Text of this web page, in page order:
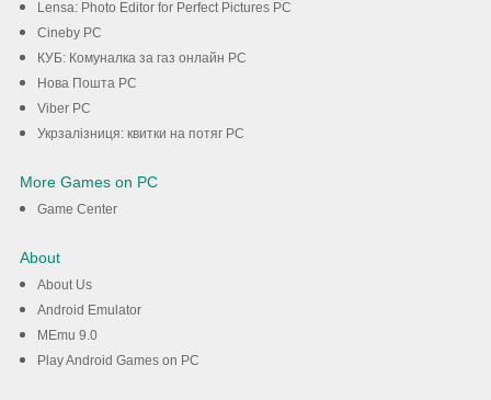
Lensa: Photo Editor for Perfect Pictures PC
Cineby PC
КУБ: Комуналка за газ онлайн PC
Нова Пошта PC
Viber PC
Укрзалізниця: квитки на потяг PC
More Games on PC
Game Center
About
About Us
Android Emulator
MEmu 9.0
Play Android Games on PC